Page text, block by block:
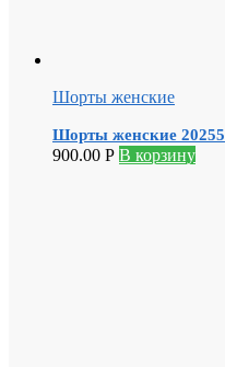
Шорты женские
Шорты женские 20255
900.00 Р В корзину